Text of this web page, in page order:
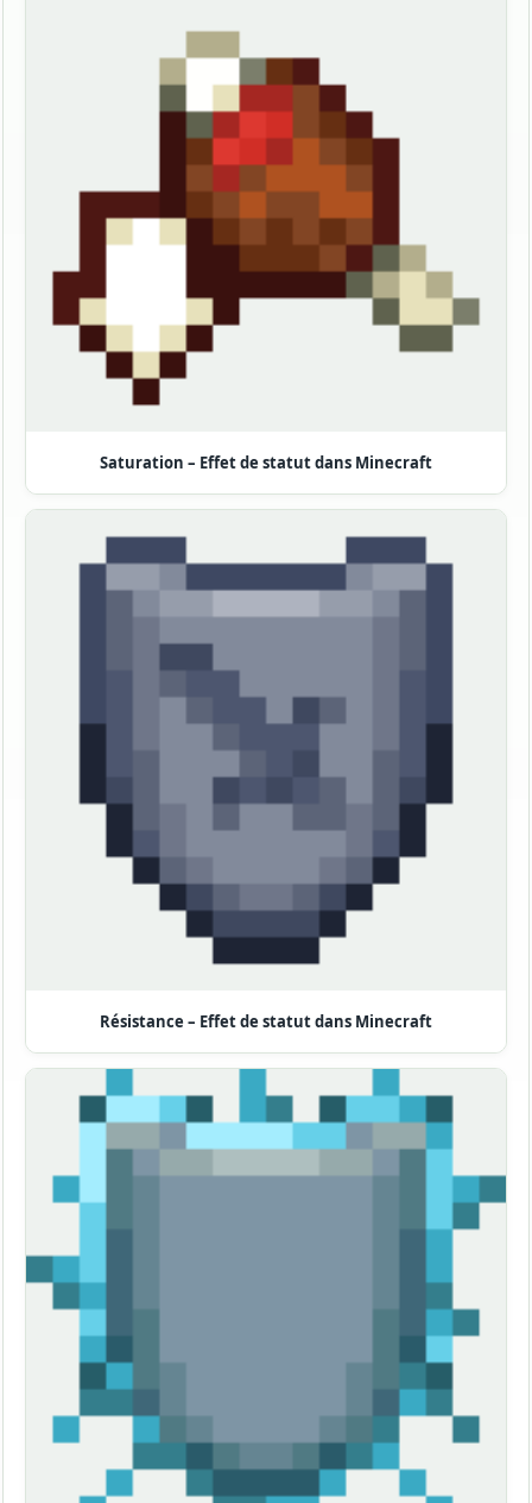
Saturation – Effet de statut dans Minecraft
Résistance – Effet de statut dans Minecraft